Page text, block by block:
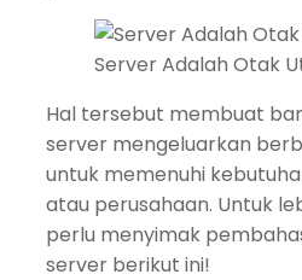
Server Adalah Otak
Hal tersebut membuat
server mengeluarkan
untuk memenuhi
atau perusahaan. Untuk
perlu menyimak
server berikut ini!